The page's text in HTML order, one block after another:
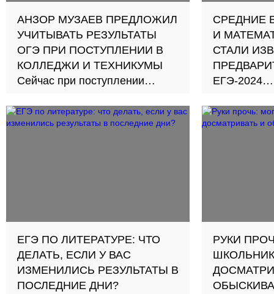
АНЗОР МУЗАЕВ ПРЕДЛОЖИЛ
УЧИТЫВАТЬ РЕЗУЛЬТАТЫ
ОГЭ ПРИ ПОСТУПЛЕНИИ В
КОЛЛЕДЖИ И ТЕХНИКУМЫ
Сейчас при поступлении
балд аттестата
СРЕДНИЕ
И
СТАЛИ
ЕГЭ-2024
и
рассказал
ЕГЭ ПО ЛИТЕРАТУРЕ: ЧТО
ДЕЛАТЬ, ЕСЛИ У ВАС
ИЗМЕНИЛИСЬ РЕЗУЛЬТАТЫ В
ПОСЛЕДНИЕ ДНИ?
РУКИ